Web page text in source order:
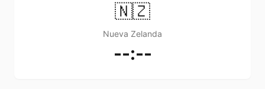
🇳🇿
Nueva Zelanda
--:--